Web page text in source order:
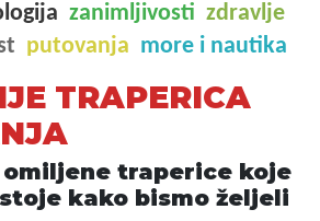
zanimljivosti zdravlje
putovanja more i nautika
TRAPERICA
traperice koje
kako bismo željeli